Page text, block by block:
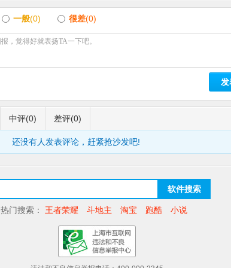
一般(0) 很差(0)
中评(0) 差评(0)
还没有人发表评论，赶紧抢沙发吧!
软件搜索
热门搜索： 王者荣耀 斗地主 淘宝 跑酷 小说